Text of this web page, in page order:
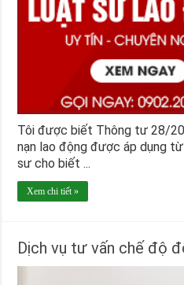
Tôi được biết Thông tư 28/
nạn lao động được áp dụng
sư cho biết ...
Xem chi tiết »
Dịch vụ tư vấn chế độ